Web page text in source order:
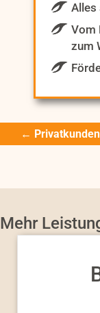
Alles
Vom
zum
Posts
← Privatkunden
Mehr